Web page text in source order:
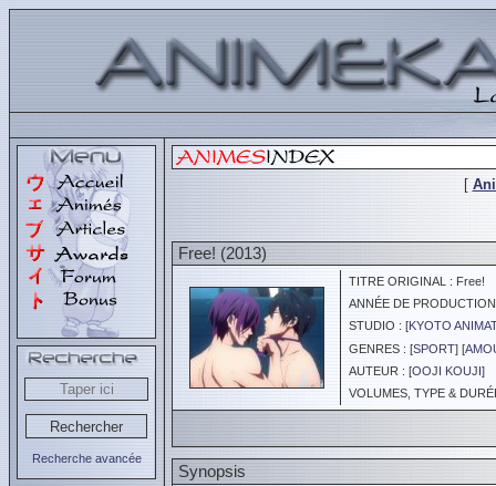
Recherche avancée
[
Free! (2013)
TITRE ORIGINAL : Free!
ANNÉE DE
STUDIO : [KYOTO
GENRES : [SPORT] [
AUTEUR : [OOJI KOUJI]
VOLUMES, TYPE &
Synopsis